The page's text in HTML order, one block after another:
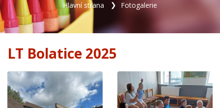
Hlavní strana Fotogalerie
LT Bolatice 2025